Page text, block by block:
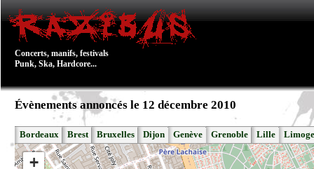
Concerts, manifs, festivals
Punk, Ska, Hardcore...
Évènements annoncés le 12 décembre 2010
Bordeaux Brest Bruxelles Dijon Genève Grenoble Lille
+